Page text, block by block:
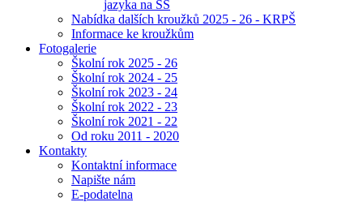
jazyka na SŠ
Nabídka dalších kroužků 2025 - 26 - KRPŠ
Informace ke kroužkům
Fotogalerie
Školní rok 2025 - 26
Školní rok 2024 - 25
Školní rok 2023 - 24
Školní rok 2022 - 23
Školní rok 2021 - 22
Od roku 2011 - 2020
Kontakty
Kontaktní informace
Napište nám
E-podatelna